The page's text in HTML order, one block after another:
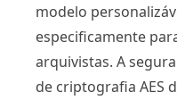
modelo
especificamente
arquivistas. A
de criptografia AES